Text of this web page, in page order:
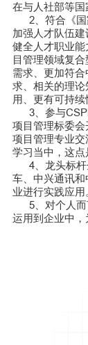
在与人社部等国
2、符合《国
加强人才队伍
健全人才职业
目管理领域复
需求、更加符
求、相关的理
用、更有可持续
3、参与
项目管理标委会
项目管理专业
学习当中，这点
4、龙头标杆
车、中兴通讯
业进行实践应用
5、对个人而
运用到企业中，